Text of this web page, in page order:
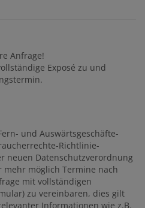
Anfrage!
Exposé zu und
und Auswärtsgeschäfte-
Richtlinie-
neuen Datenschutzverordnung
mehr möglich Termine nach
mit vollständigen
zu vereinbaren, dies gilt
Informationen wie z.B.